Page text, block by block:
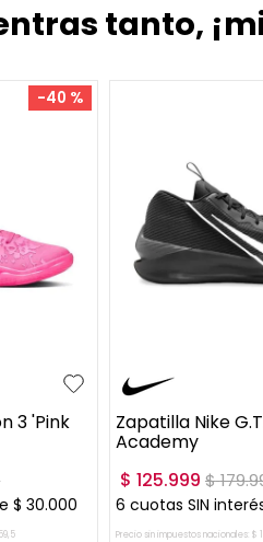
tanto,
-40 %
3 'Pink
$ 30.000
,5
Zapatilla Nike
Academy
$ 125.999 $179.
6 cuotas SIN
Precio sin impuestos nacionales: $